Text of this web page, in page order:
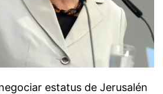
estatus de Jerusalén